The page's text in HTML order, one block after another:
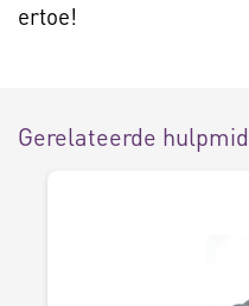
ertoe!
Gerelateerde